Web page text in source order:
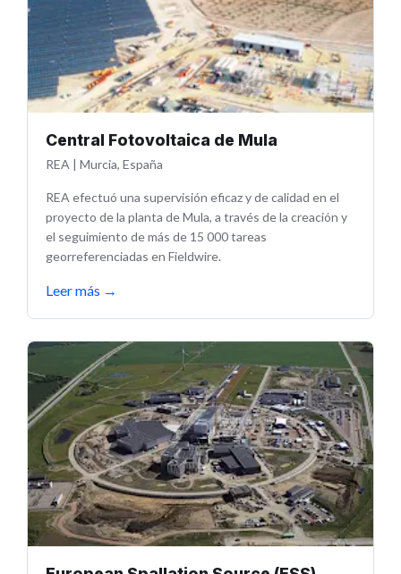
Central Fotovoltaica de Mula
REA | Murcia, España
REA efectuó una supervisión eficaz y de calidad en el
proyecto de la planta de Mula, a través de la creación y
el seguimiento de más de 15 000 tareas
georreferenciadas en Fieldwire.
Leer más →